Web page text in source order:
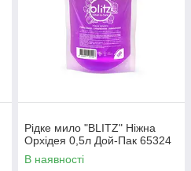
Рідке мило "BLITZ" Ніжна
Орхідея 0,5л Дой-Пак 65324
В наявності